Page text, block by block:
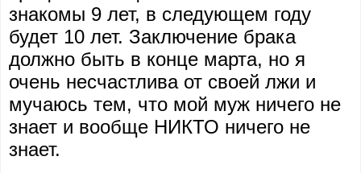
знакомы 9 лет, в следующем году
будет 10 лет. Заключение брака
должно быть в конце марта, но я
очень несчастлива от своей лжи и
мучаюсь тем, что мой муж ничего не
знает и вообще НИКТО ничего не
знает.